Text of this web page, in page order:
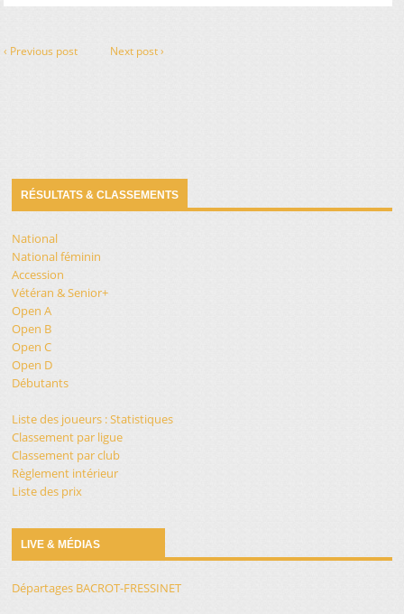
‹ Previous post Next post ›
RÉSULTATS & CLASSEMENTS
National
National féminin
Accession
Vétéran & Senior+
Open A
Open B
Open C
Open D
Débutants
Liste des joueurs : Statistiques
Classement par ligue
Classement par club
Règlement intérieur
Liste des prix
LIVE & MÉDIAS
Départages BACROT-FRESSINET